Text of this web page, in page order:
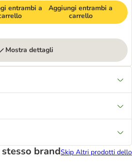
entrambi a
Aggiungi entrambi a
carrello
Mostra dettagli
brandSkip Altri prodotti dello